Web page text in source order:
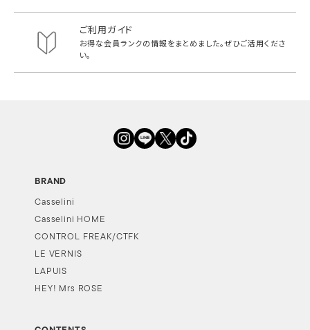
ご利用ガイド
お得な会員ランクの情報をまとめました。ぜひご活用くださ
い。
BRAND
Casselini
Casselini HOME
CONTROL FREAK/CTFK
LE VERNIS
LAPUIS
HEY! Mrs ROSE